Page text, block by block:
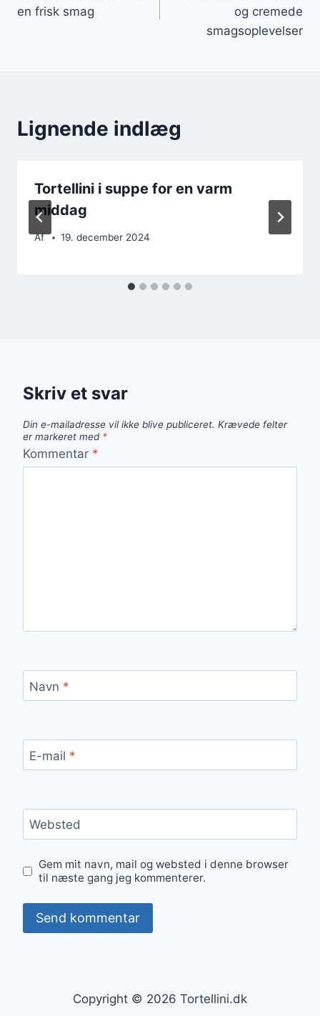
en frisk smag
og cremede
smagsoplevelser
Lignende indlæg
Tortellini i suppe for en varm
middag
Af 19. december 2024
Skriv et svar
Din e-mailadresse vil ikke blive publiceret. Krævede felter
er markeret med *
Kommentar *
Navn *
E-mail *
Websted
Gem mit navn, mail og websted i denne browser
til næste gang jeg kommenterer.
Copyright © 2026 Tortellini.dk